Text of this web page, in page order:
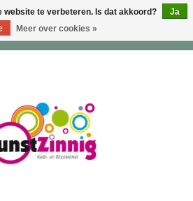
website te verbeteren. Is dat akkoord?
Ja
Meer over cookies »